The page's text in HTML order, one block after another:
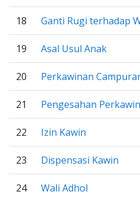
18 Ganti Rugi terhadap
19 Asal Usul Anak
20 Perkawinan
21 Pengesahan
22 Izin Kawin
23 Dispensasi Kawin
24 Wali Adhol